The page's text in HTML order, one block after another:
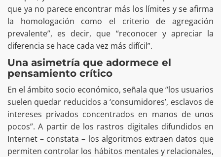
que ya no parece encontrar más los límites y se afirma
la homologación como el criterio de agregación
prevalente”, es decir, que “reconocer y apreciar la
diferencia se hace cada vez más difícil”.
Una asimetría que adormece el
pensamiento crítico
En el ámbito socio económico, señala que “los usuarios
suelen quedar reducidos a ‘consumidores’, esclavos de
intereses privados concentrados en manos de unos
pocos”. A partir de los rastros digitales difundidos en
Internet – constata – los algoritmos extraen datos que
permiten controlar los hábitos mentales y relacionales,